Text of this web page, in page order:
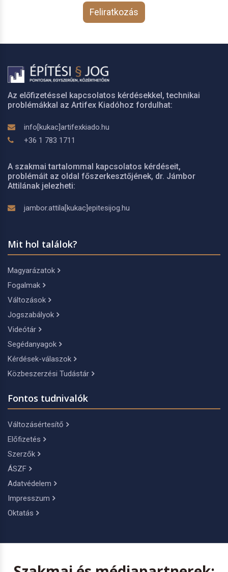
Feliratkozás
Az előfizetéssel kapcsolatos kérdésekkel, technikai
problémákkal az Artifex Kiadóhoz fordulhat:
info[kukac]artifexkiado.hu
+36 1 783 1711
A szakmai tartalommal kapcsolatos kérdéseit,
problémáit az oldal főszerkesztőjének, dr. Jámbor
Attilának jelezheti:
jambor.attila[kukac]epitesijog.hu
Mit hol találok?
Magyarázatok
Fogalmak
Változások
Jogszabályok
Videótár
Segédanyagok
Kérdések-válaszok
Közbeszerzési Tudástár
Fontos tudnivalók
Változásértesítő
Előfizetés
Szerzők
ÁSZF
Adatvédelem
Impresszum
Oktatás